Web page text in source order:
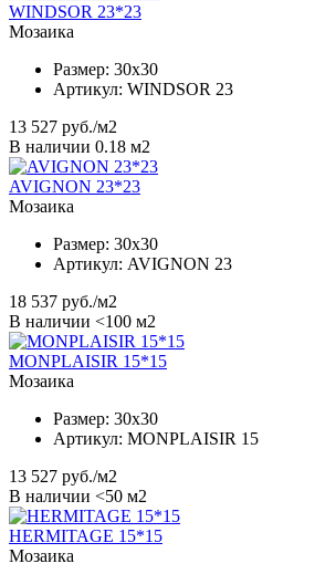
WINDSOR 23*23
Мозаика
Размер: 30x30
Артикул: WINDSOR 23
13 527 руб./м2
В наличии 0.18 м2
AVIGNON 23*23
Мозаика
Размер: 30x30
Артикул: AVIGNON 23
18 537 руб./м2
В наличии <100 м2
MONPLAISIR 15*15
Мозаика
Размер: 30x30
Артикул: MONPLAISIR 15
13 527 руб./м2
В наличии <50 м2
HERMITAGE 15*15
Мозаика